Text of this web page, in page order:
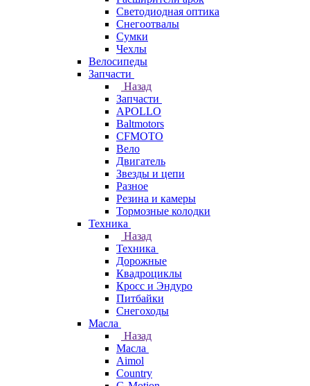
Светодиодная оптика
Снегоотвалы
Сумки
Чехлы
Велосипеды
Запчасти
Назад
Запчасти
APOLLO
Baltmotors
CFMOTO
Вело
Двигатель
Звезды и цепи
Разное
Резина и камеры
Тормозные колодки
Техника
Назад
Техника
Дорожные
Квадроциклы
Кросс и Эндуро
Питбайки
Снегоходы
Масла
Назад
Масла
Aimol
Country